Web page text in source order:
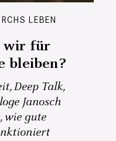
LEBEN
wir für
bleiben?
Deep Talk,
Janosch
wie gute